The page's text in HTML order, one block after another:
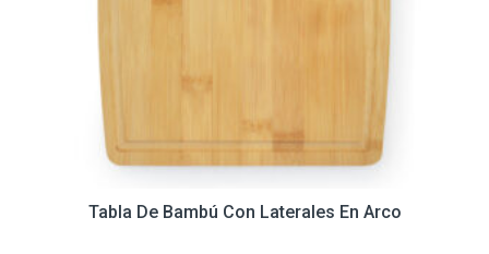
Tabla De Bambú Con Laterales En Arco